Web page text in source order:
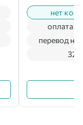
нет
оплата
перевод на